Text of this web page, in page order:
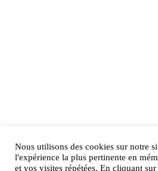
AIRtage 2024© Tous droits
Nous utilisons des cookies sur notre
l'expérience la plus pertinente en
et vos visites répétées. En cliquant